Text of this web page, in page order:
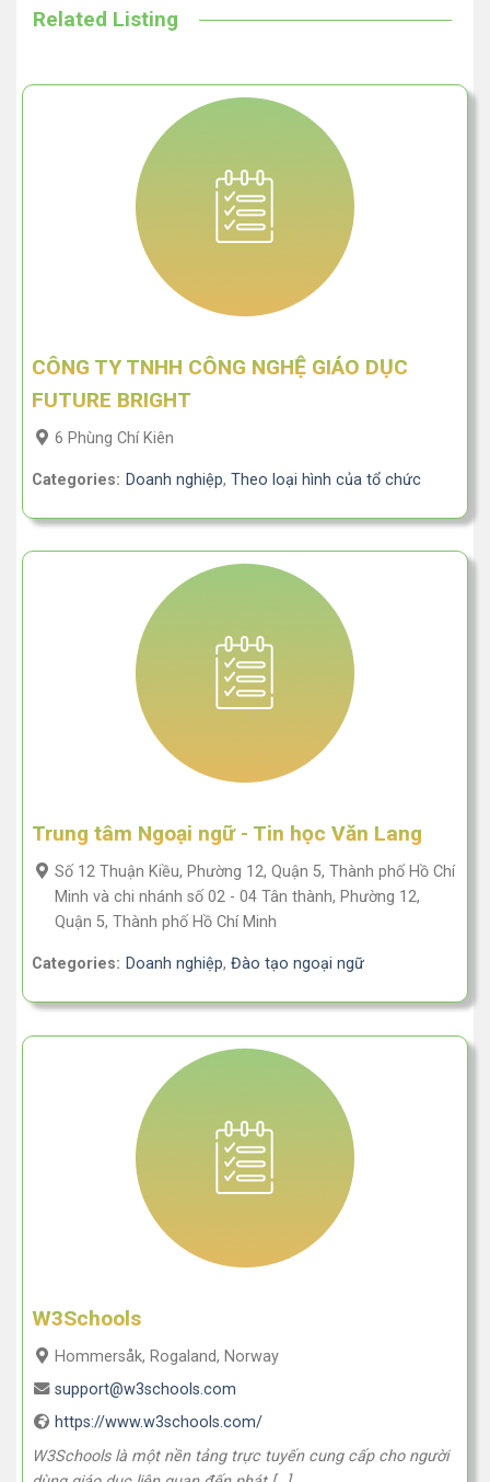
Related Listing
CÔNG TY TNHH CÔNG NGHỆ GIÁO DỤC
FUTURE BRIGHT
6 Phùng Chí Kiên
Categories: Doanh nghiệp, Theo loại hình của tổ chức
Trung tâm Ngoại ngữ - Tin học Văn Lang
Số 12 Thuận Kiều, Phường 12, Quận 5, Thành phố Hồ Chí
Minh và chi nhánh số 02 - 04 Tân thành, Phường 12,
Quận 5, Thành phố Hồ Chí Minh
Categories: Doanh nghiệp, Đào tạo ngoại ngữ
W3Schools
Hommersåk, Rogaland, Norway
support@w3schools.com
https://www.w3schools.com/
W3Schools là một nền tảng trực tuyến cung cấp cho người